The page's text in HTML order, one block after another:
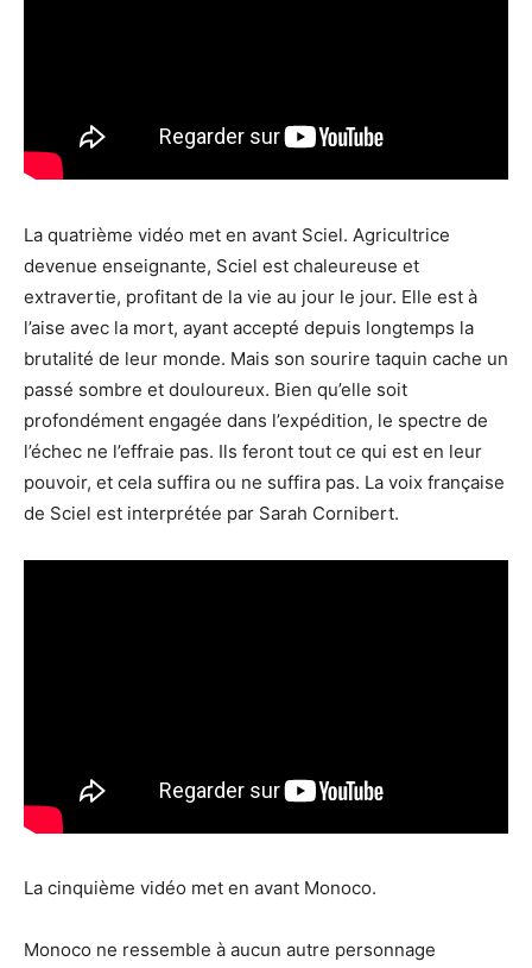
La quatrième vidéo met en avant Sciel. Agricultrice
devenue enseignante, Sciel est chaleureuse et
extravertie, profitant de la vie au jour le jour. Elle est à
l’aise avec la mort, ayant accepté depuis longtemps la
brutalité de leur monde. Mais son sourire taquin cache un
passé sombre et douloureux. Bien qu’elle soit
profondément engagée dans l’expédition, le spectre de
l’échec ne l’effraie pas. Ils feront tout ce qui est en leur
pouvoir, et cela suffira ou ne suffira pas. La voix française
de Sciel est interprétée par Sarah Cornibert.
La cinquième vidéo met en avant Monoco.
Monoco ne ressemble à aucun autre personnage